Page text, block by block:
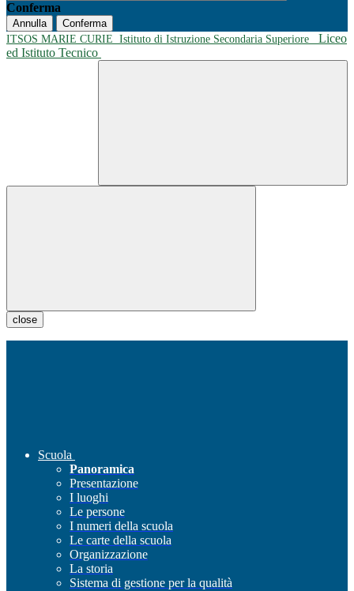
Conferma
Annulla
Conferma
ITSOS MARIE CURIE Istituto di Istruzione Secondaria Superiore
Liceo
ed Istituto Tecnico
close
Scuola
Panoramica
Presentazione
I luoghi
Le persone
I numeri della scuola
Le carte della scuola
Organizzazione
La storia
Sistema di gestione per la qualità